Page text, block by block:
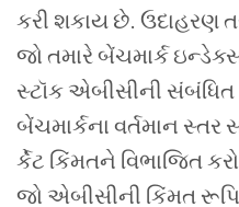
કરી શકાય છે. ઉદાહરણ
જો તમારે બેંચમાર્ક
સ્ટૉક એબીસીની સંબંધિત
બેંચમાર્કના વર્તમાન સ્તર
ર્કેટ કિંમતને વિભાજિત
જો એબીસીની કિંમત